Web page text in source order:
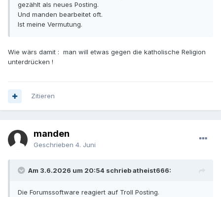
gezählt als neues Posting.
Und manden bearbeitet oft.
Ist meine Vermutung.
Wie wärs damit : man will etwas gegen die katholische Religion
unterdrücken !
Zitieren
manden
Geschrieben 4. Juni
Am 3.6.2026 um 20:54 schrieb atheist666:
Die Forumssoftware reagiert auf Troll Posting.